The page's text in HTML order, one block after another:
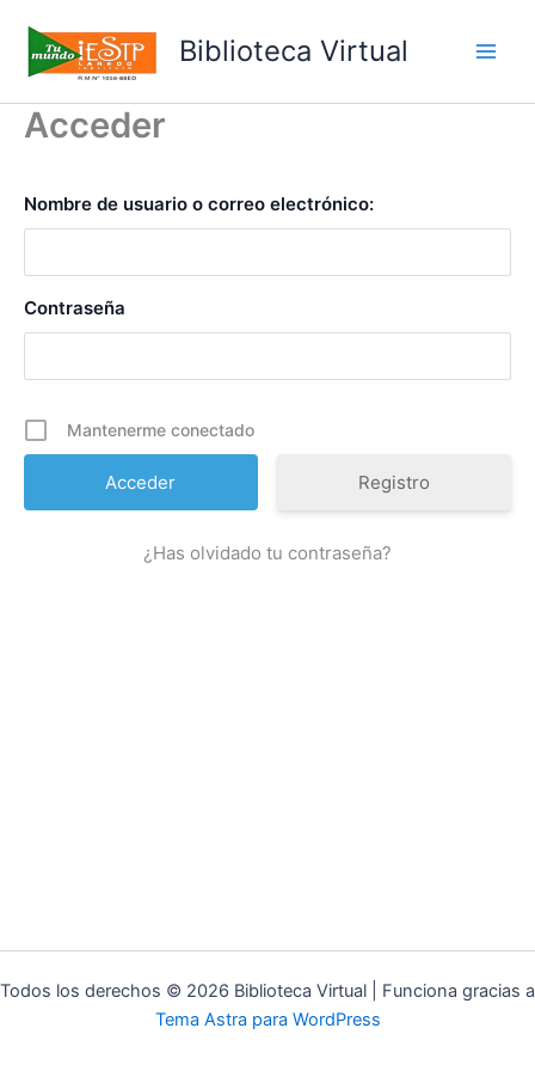
contenido
Biblioteca Virtual
Acceder
Nombre de usuario o correo electrónico:
Contraseña
Mantenerme conectado
Registro
¿Has olvidado tu contraseña?
Todos los derechos © 2026 Biblioteca Virtual | Funciona gracias a
Tema Astra para WordPress